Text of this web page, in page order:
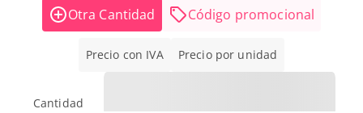
Otra Cantidad Código promocional
Precio con IVA Precio por unidad
Cantidad